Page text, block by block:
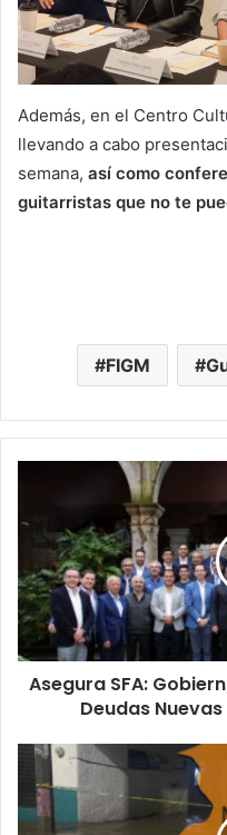
Además, en el Centro
llevando a cabo
semana, así como
guitarristas que no te
FIGM
Gobierno
Michoacán
NO
Dejará
Deudas
Nuevas
NIAsegura SFA:
Deudas
#Michoacán
Morelia,
Tangamandapio
Y